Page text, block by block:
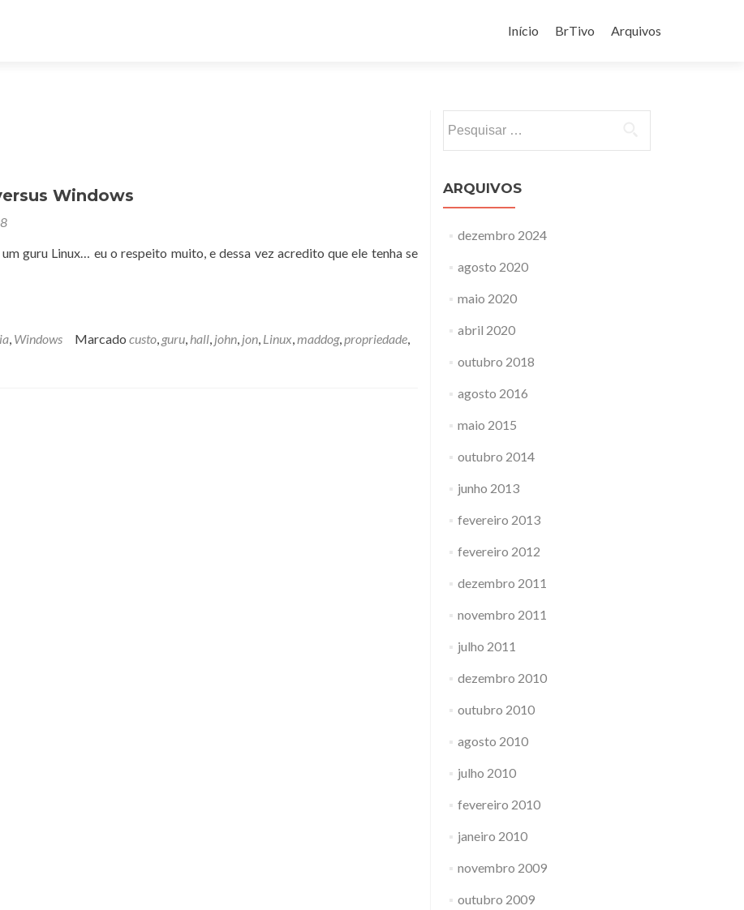
para
Início BrTivo Arquivos
Windows
guru Linux… eu o respeito muito, e dessa vez acredito que ele tenha se
, Windows Marcado custo, guru, hall, john, jon, Linux,maddog,propriedade,
por:
ARQUIVOS
dezembro 2024
agosto 2020
maio 2020
abril 2020
outubro 2018
agosto 2016
maio 2015
outubro 2014
junho 2013
fevereiro 2013
fevereiro 2012
dezembro 2011
novembro 2011
julho 2011
dezembro 2010
outubro 2010
agosto 2010
julho 2010
fevereiro 2010
janeiro 2010
novembro 2009
outubro 2009